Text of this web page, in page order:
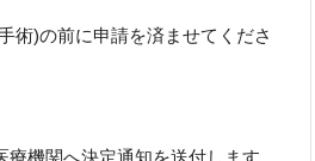
)の前に申請を済ませてくださ
機関へ決定通知を送付します。